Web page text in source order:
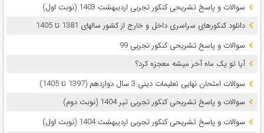
سوالات و پاسخ تشریحی کنکور تجربی اردیبهشت 1403 (نوبت اول)
دانلود کنکورهای سراسری داخل و خارج از کشور سالهای 1381 تا 1405
سوالات و پاسخ تشریحی کنکور تجربی 99
آیا تو یک ماه آخر میشه معجزه کرد؟
سوالات امتحان نهایی تعلیمات دینی 3 سال دوازدهم (1397 تا 1405)
سوالات و پاسخ تشریحی کنکور تجربی تیر 1404 (نوبت دوم)
سوالات و پاسخ تشریحی کنکور تجربی اردیبهشت 1404 (نوبت اول)